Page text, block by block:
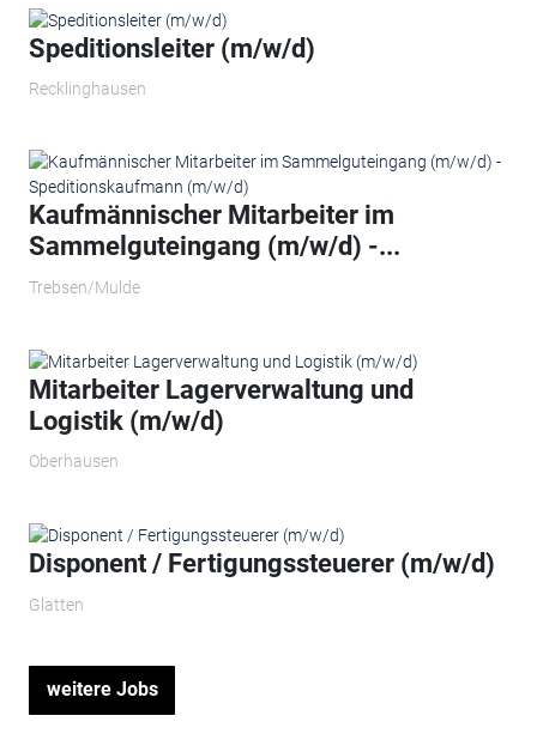
Speditionsleiter (m/w/d)
Recklinghausen
Kaufmännischer Mitarbeiter im
Sammelguteingang (m/w/d) -...
Trebsen/Mulde
Mitarbeiter Lagerverwaltung und
Logistik (m/w/d)
Oberhausen
Disponent / Fertigungssteuerer (m/w/d)
Glatten
weitere Jobs